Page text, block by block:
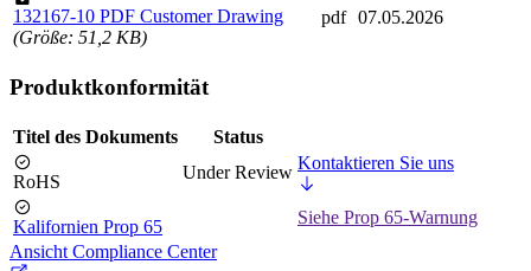
132167-10 PDF Customer Drawing
(Größe: 51,2 KB)
pdf 07.05.2026
Produktkonformität
Titel des Dokuments Status
RoHS Under Review Kontaktieren Sie uns
Kalifornien Prop 65
Siehe Prop 65-Warnung
Ansicht Compliance Center